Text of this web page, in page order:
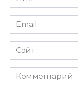
*
Email
*
Сайт
Комментарий